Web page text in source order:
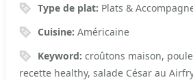
Type de plat: Plats &
Cuisine:Américaine
Keyword:croûtons maison,
recette healthy, salade César au